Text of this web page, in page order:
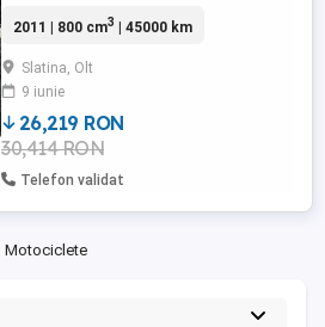
lei Protecție carbon radiator 400 lei Parbriz
Protecții motor 300 lei Total 6700 lei Gume
noi puse anul ăsta Michelin road ...
2011 | 800 cm3 | 45000 km
Slatina, Olt
9 iunie
26,219 RON
30,414 RON
Telefon validat
Motociclete